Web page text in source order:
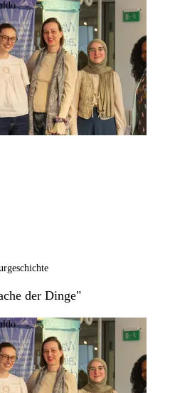
1. Weihnachtstag, Silvester
der Dinge"